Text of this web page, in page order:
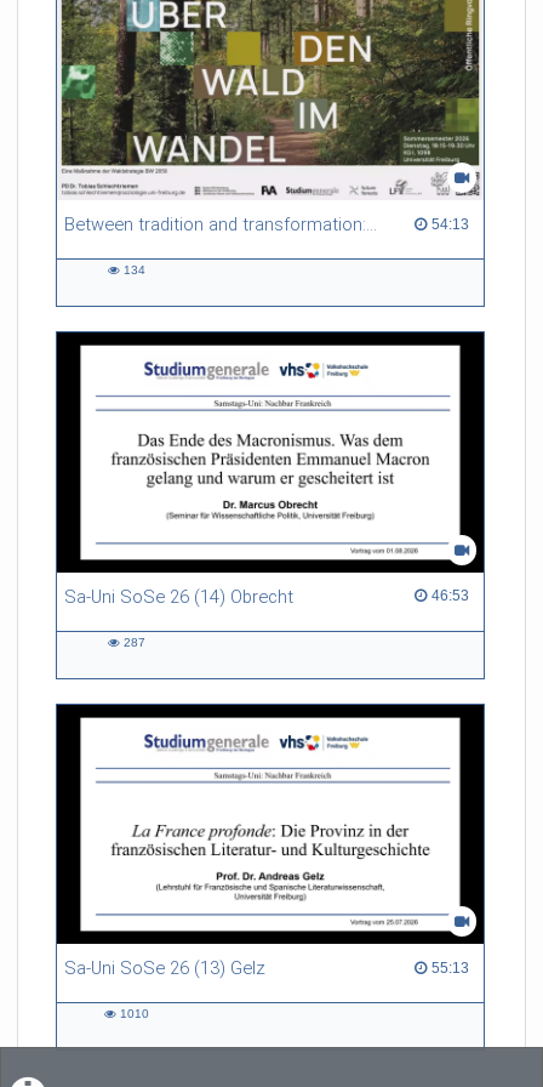
ganzen Turmhelm in seiner technischen Machart und
Besonderheit zu verstehen und seine Bedeutung im
europäischen Kontext der Zeit aufzurollen: gewissermaßen
vom Freiburger détail in die ganze Welt.
Referent/in:
Prof. Dr. Hans W. Hubert
(Kunstgeschichtliches Institut,
Universität Freiburg)
Between tradition and transformation: how owners, advisers and institutions co-create knowledge for resilient forests in Europe 54:13
54:13 duration
134
Sa-Uni SoSe 26 (14) Obrecht 46:53
46:53 duration
287
Sa-Uni SoSe 26 (13) Gelz 55:13
55:13 duration
1010